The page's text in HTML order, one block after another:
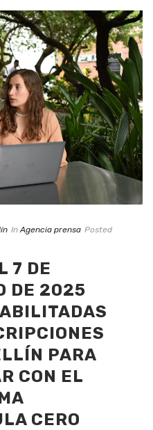
In Agencia prensa Posted
7 DE
DE 2025
PARA
CON EL
CERO